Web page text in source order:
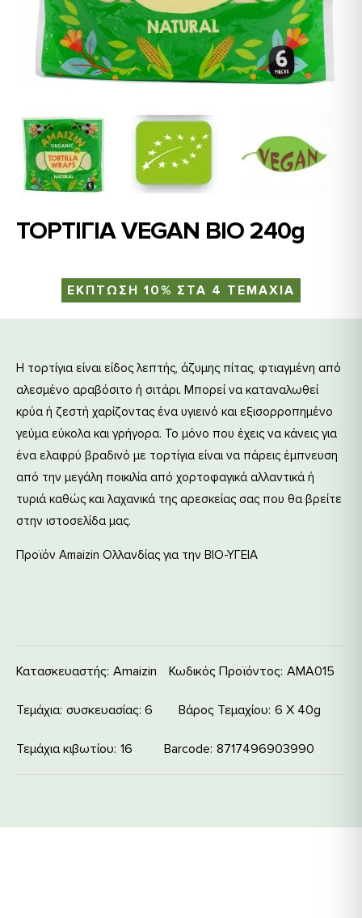
ΤΟΡΤΙΓΙΑ VEGAN BIO 240g
ΕΚΠΤΩΣΗ 10% ΣΤΑ 4 ΤΕΜΑΧΙΑ
Κατασκευαστής: Amaizin Κωδικός Προϊόντος: ΑΜΑ015
Τεμάχια συσκευασίας: 6 Βάρος Τεμαχίου 6 Χ 40g
Τεμάχια κιβωτίου 16 Barcode 8717496903990
Η τορτίγια είναι είδος λεπτής, άζυμης πίτας, φτιαγμένη από
αλεσμένο αραβόσιτο ή σιτάρι. Μπορεί να καταναλωθεί
κρύα ή ζεστή χαρίζοντας ένα υγιεινό και εξισορροπημένο
γεύμα εύκολα και γρήγορα. Το μόνο που έχεις να κάνεις για
ένα ελαφρύ βραδινό με τορτίγια είναι να πάρεις έμπνευση
από την μεγάλη ποικιλία από χορτοφαγικά αλλαντικά ή
τυριά καθώς και λαχανικά της αρεσκείας σας που θα βρείτε
στην ιστοσελίδα μας.
Προϊόν Amaizin Ολλανδίας για την ΒΙΟ-ΥΓΕΙΑ